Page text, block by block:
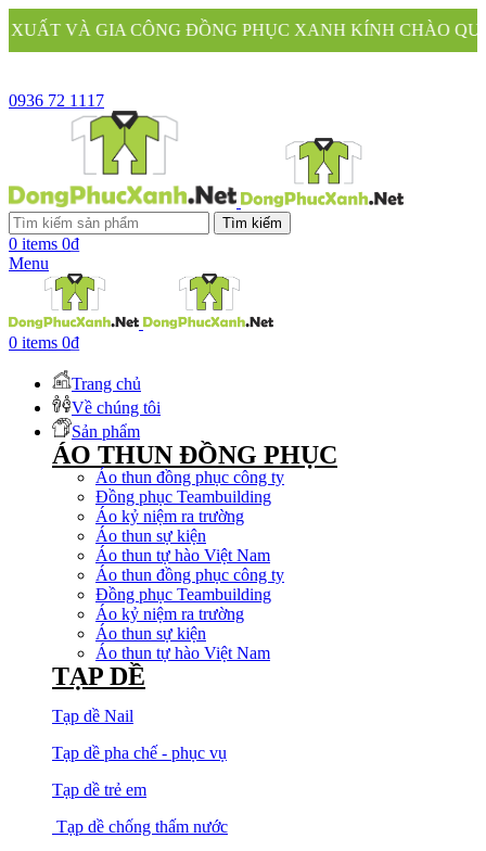
ĐỒNG PHỤC XANH KÍNH CHÀO QUÝ KHÁCH
0936 72 1117
Tìm kiếm
0 items 0₫
Menu
0 items 0₫
Trang chủ
Về chúng tôi
Sản phẩm
ÁO THUN ĐỒNG PHỤC
Áo thun đồng phục công ty
Đồng phục Teambuilding
Áo kỷ niệm ra trường
Áo thun sự kiện
Áo thun tự hào Việt Nam
Áo thun đồng phục công ty
Đồng phục Teambuilding
Áo kỷ niệm ra trường
Áo thun sự kiện
Áo thun tự hào Việt Nam
TẠP DỀ
Tạp dề Nail
Tạp dề pha chế - phục vụ
Tạp dề trẻ em
Tạp dề chống thấm nước